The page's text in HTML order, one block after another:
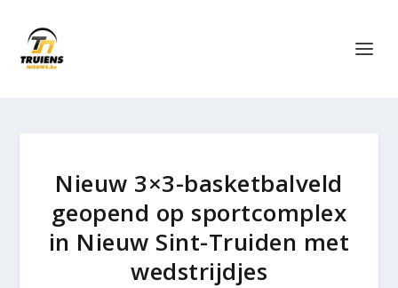
Nieuw 3×3-basketbalveld
geopend op sportcomplex
in Nieuw Sint-Truiden met
wedstrijdjes